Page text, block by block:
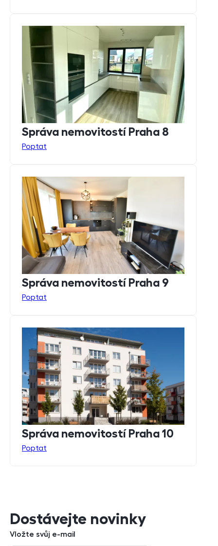
Správa nemovitostí Praha 8
Poptat
Správa nemovitostí Praha 9
Poptat
Správa nemovitostí Praha 10
Poptat
Dostávejte novinky
Vložte svůj e-mail